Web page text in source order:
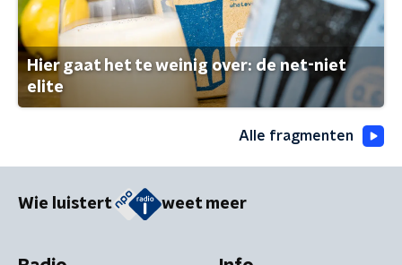
Hier gaat het te weinig over: de net-niet
elite
Alle fragmenten
Wie luistert weet meer